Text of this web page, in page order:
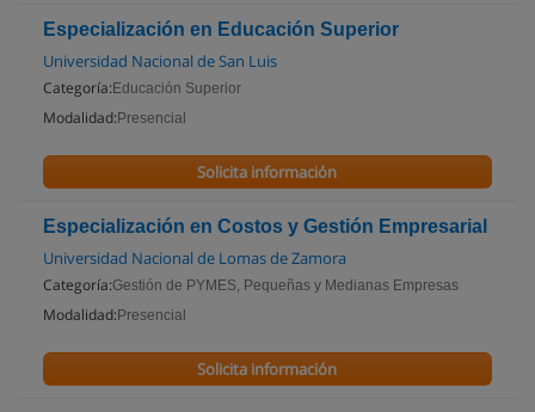
Especialización en Educación Superior
Universidad Nacional de San Luis
Categoría: Educación Superior
Modalidad: Presencial
Solicita información
Especialización en Costos y Gestión Empresarial
Universidad Nacional de Lomas de Zamora
Categoría:Gestión de PYMES, Pequeñas y Medianas Empresas
Modalidad: Presencial
Solicita información